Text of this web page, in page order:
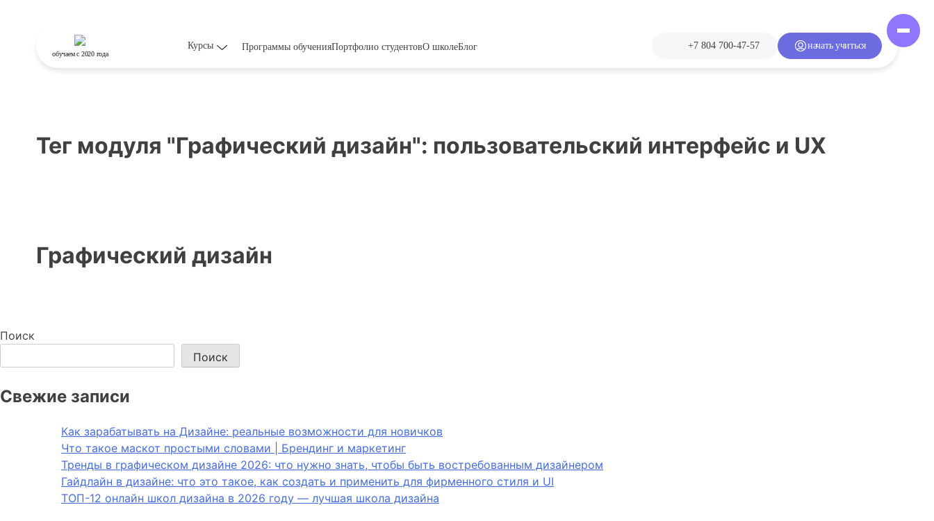
обучаемс 2020 года
Курсы Программы обученияПортфолио студентовО школеБлог +7 804 700-47-57 начать учиться
Тег модуля "Графический дизайн": пользовательский интерфейс и UX
Графический дизайн
Поиск
Поиск
Свежие записи
Как зарабатывать на Дизайне: реальные возможности для новичков
Что такое маскот простыми словами | Брендинг и маркетинг
Тренды в графическом дизайне 2026: что нужно знать, чтобы быть востребованным дизайнером
Гайдлайн в дизайне: что это такое, как создать и применить для фирменного стиля и UI
ТОП-12 онлайн школ дизайна в 2026 году — лучшая школа дизайна